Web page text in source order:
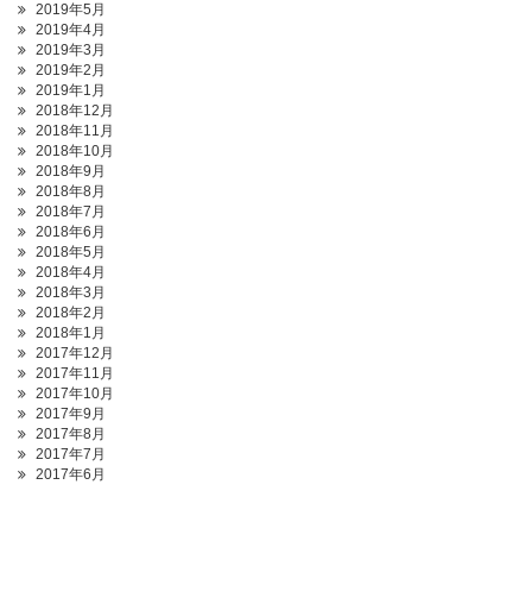
2019年5月
2019年4月
2019年3月
2019年2月
2019年1月
2018年12月
2018年11月
2018年10月
2018年9月
2018年8月
2018年7月
2018年6月
2018年5月
2018年4月
2018年3月
2018年2月
2018年1月
2017年12月
2017年11月
2017年10月
2017年9月
2017年8月
2017年7月
2017年6月